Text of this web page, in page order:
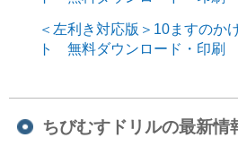
＜左利き対応版＞10ますの
ト 無料ダウンロード・印刷
ちびむすドリルの最新情